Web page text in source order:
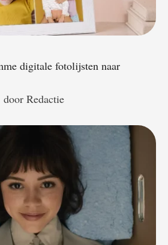
digitale fotolijsten naar
door Redactie